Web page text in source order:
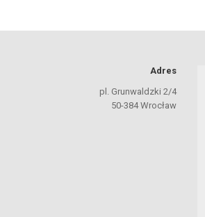
Adres
pl. Grunwaldzki 2/4
50-384 Wrocław